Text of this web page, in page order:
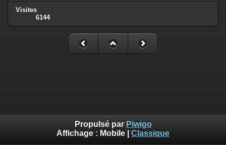
Visites
6144
Propulsé par Piwigo
Affichage : Mobile Classique